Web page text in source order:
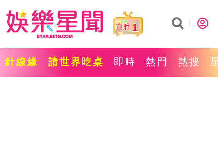
1
針線緣 請世界吃桌 即時 熱門 熱搜